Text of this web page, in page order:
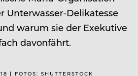
Unterwasser-Delikatesse
warum sie der Exekutive
davonfährt.
| FOTOS: SHUTTERSTOCK